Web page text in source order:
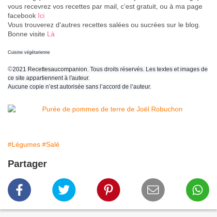
vous recevrez vos recettes par mail, c’est gratuit , ou à ma page
facebook Ici
Vous trouverez d'autres recettes salées ou sucrées sur le blog.
Bonne visite Là
Cuisine végétarienne
©2021 Recettesaucompanion. Tous droits réservés. Les textes et images de
ce site appartiennent à l'auteur.
Aucune copie n’est autorisée sans l’accord de l’auteur.
#Légumes #Salé
Partager